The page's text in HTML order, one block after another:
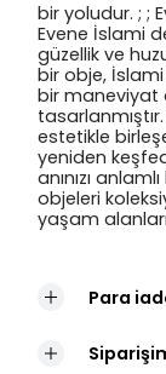
bir yoludur. ; ;
Evene İslami
güzellik ve
bir obje,
bir maneviyat
estetikle
yeniden
anınızı
objeleri
yaşam
Para